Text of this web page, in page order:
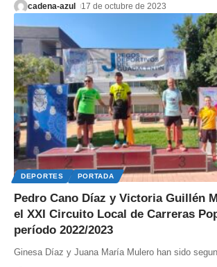
cadena-azul 17 de octubre de 2023
DEPORTES PORTADA
Pedro Cano Díaz y Victoria Guillén
el XXI Circuito Local de Carreras
período 2022/2023
Ginesa Díaz y Juana María Mulero han sido